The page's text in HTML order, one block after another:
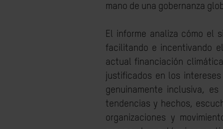
mano de una gobernanza
El informe analiza cómo el
facilitando e incentivando
actual financiación
justificados en los
genuinamente inclusiva,
tendencias y hechos,
organizaciones y